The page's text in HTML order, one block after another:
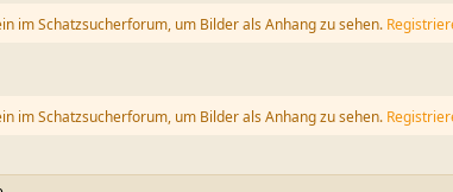
im Schatzsucherforum, um Bilder als Anhang zu sehen.
im Schatzsucherforum, um Bilder als Anhang zu sehen.